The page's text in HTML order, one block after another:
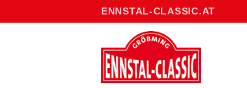
to
ENNSTAL-CLASSIC.AT